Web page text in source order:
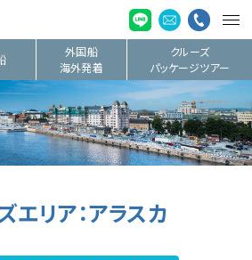
外国船
海外発着
クルーズ
パッケージツアー
エリア：アラスカ